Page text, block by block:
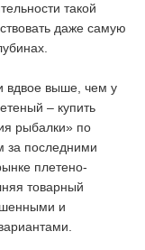
такой
даже самую
вдвое выше, чем у
– купить
рыбалки» по
за последними
плетено-
товарный
и